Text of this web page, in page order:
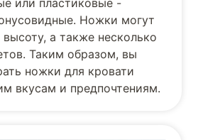
Ножки могут
а также несколько
Таким образом, вы
ножки для кровати
вкусам и предпочтениям.